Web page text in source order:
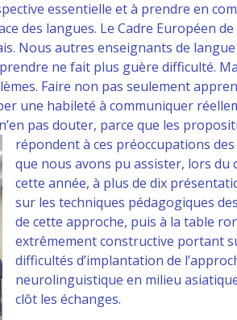
essentielle et à prendre en
des langues. Le Cadre Européen de
Nous autres enseignants de
ne fait plus guère difficulté.
Faire non pas seulement
une habileté à communiquer
pas douter, parce que les
répondent à ces préoccupations
que nous avons pu assister, lors du
cette année, à plus de dix
sur les techniques pédagogiques
de cette approche, puis à la table
extrêmement constructive portant
difficultés d’implantation de
neurolinguistique en milieu
clôt les échanges.